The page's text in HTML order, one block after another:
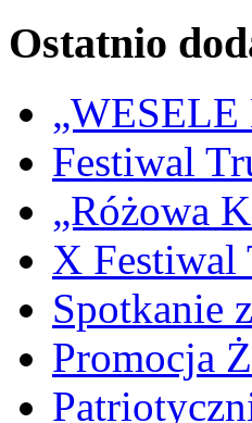
Ostatnio
Festiwal
„Różowa
X Festiwal
Spotkanie
Promocja